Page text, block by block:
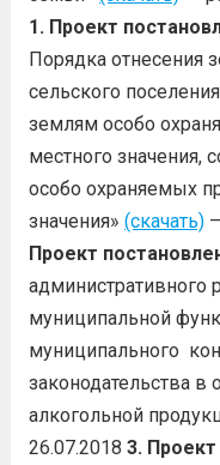
1. Проект
Порядка отнесения
сельского
землям особо
местного значения,
особо охраняемых
значения» (скачать)—
Проект
административного
муниципальной
муниципального
законодательства в
алкогольной
26.07.2018 3.